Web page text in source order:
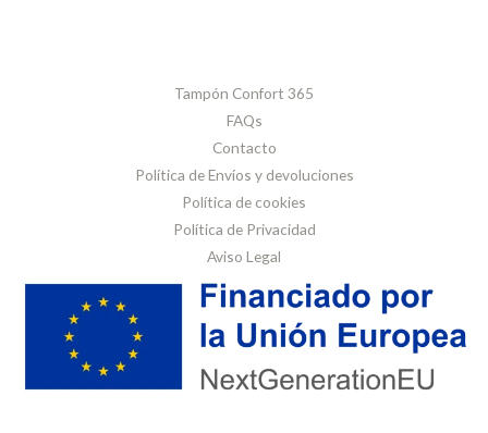
Tampón Confort 365
FAQs
Contacto
Política de Envíos y devoluciones
Política de cookies
Política de Privacidad
Aviso Legal